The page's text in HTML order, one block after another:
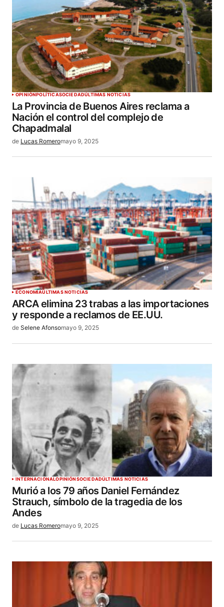
OPINIÓNPOLÍTICASOCIEDADÚLTIMAS NOTICIAS
La Provincia de Buenos Aires reclama a
Nación el control del complejo de
Chapadmalal
de Lucas Romeromayo 9, 2025
ECONOMÍAÚLTIMAS NOTICIAS
ARCA elimina 23 trabas a las importaciones
y responde a reclamos de EE.UU.
de Selene Afonsomayo 9, 2025
INTERNACIONALOPINIÓNSOCIEDADÚLTIMAS NOTICIAS
Murió a los 79 años Daniel Fernández
Strauch, símbolo de la tragedia de los
Andes
de Lucas Romeromayo 9, 2025